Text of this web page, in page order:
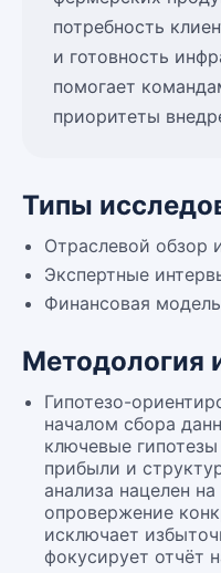
потребность
и готовность
помогает
приоритеты
Типы
Отраслевой обзор
Экспертные
Финансовая
Методология
Гипотезо-
началом сбора
ключевые
прибыли и
анализа нацелен
опровержение
исключает
фокусирует отчёт